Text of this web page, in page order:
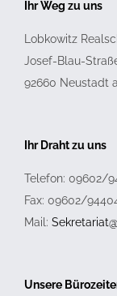
Ihr Weg zu uns
Lobkowitz
Josef-Blau-
92660 Neustadt
Ihr Draht zu uns
Telefon: 09602/
Fax: 09602/
Mail:
Unsere